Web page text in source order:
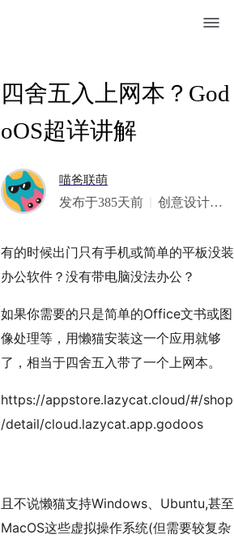
四舍五入上网本？God
oOS超详讲解
喵爸联萌
发布于385天前
创意设计版
设计师·只能
依仗AI的艺
术家·落伍的
舌毒嘴贱手
残并没有什
么别的优点
有的时候出门只有手机或简单的平板没装
办公软件？没有带电脑没法办公？
如果你需要的只是简单的Office文书或图
像处理等，用懒猫安装这一个应用就够
了，相当于四舍五入带了一个上网本。
https://appstore.lazycat.cloud/#/shop
/detail/cloud.lazycat.app.godoos
且不说懒猫支持Windows、Ubuntu,甚至
MacOS这些虚拟操作系统(但需要较复杂